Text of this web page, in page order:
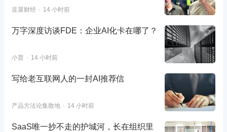
韭菜财经 14 小时前
万字深度访谈FDE：企业AI化卡在哪了？
小普 14 小时前
写给老互联网人的一封AI推荐信
产品方法论集散地 14 小时前
SaaS唯一抄不走的护城河，长在组织里